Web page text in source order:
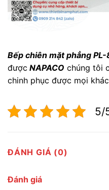
Bếp chiên mặt phẳng
được NAPACO chúng tôi
chinh phục được mọi
5/
ĐÁNH GIÁ (0)
Đánh giá